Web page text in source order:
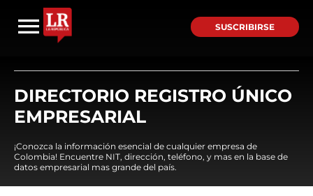
SUSCRIBIRSE
DIRECTORIO REGISTRO ÚNICO
EMPRESARIAL
¡Conozca la información esencial de cualquier empresa de
Colombia! Encuentre NIT, dirección, teléfono, y mas en la base de
datos empresarial mas grande del país.